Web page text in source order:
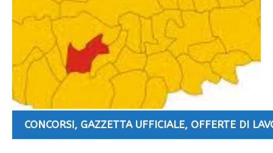
CONCORSI, GAZZETTA UFFICIALE, OFFERTE DI